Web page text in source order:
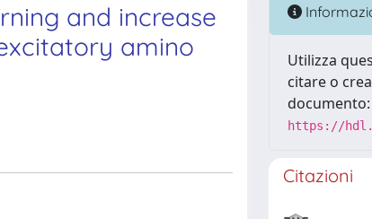
and increase
amino
Utilizza
citare o
documento:
https://
Citazioni